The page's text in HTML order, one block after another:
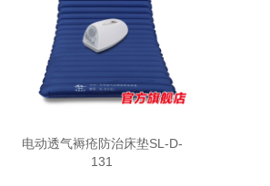
电动透气褥疮防治床垫SL-D-
131